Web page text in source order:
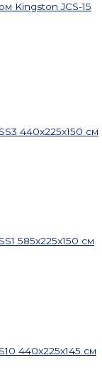
Kingston JCS-15
440x225x150 см
585x225x150 см
440x225x145 см